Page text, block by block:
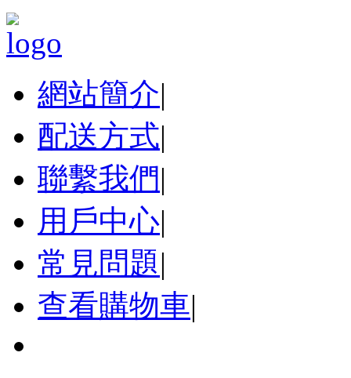
網站簡介|
配送方式|
聯繫我們|
用戶中心|
常見問題|
查看購物車|